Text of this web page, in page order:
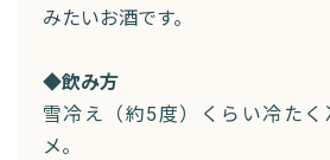
みたいお酒です。
◆飲み方
雪冷え（約5度）くらい冷た
メ。